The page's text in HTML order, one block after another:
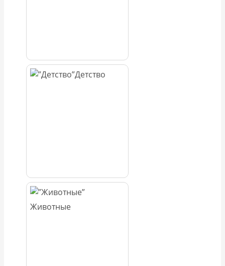
Детство
Животные